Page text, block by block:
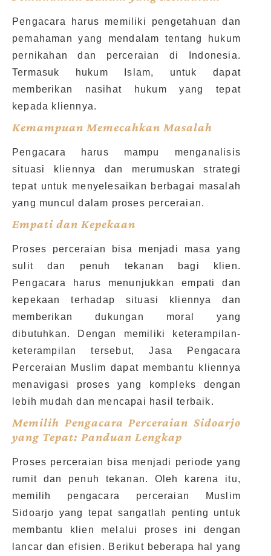
Pengacara harus memiliki pengetahuan dan
pemahaman yang mendalam tentang hukum
pernikahan dan perceraian di Indonesia.
Termasuk hukum Islam, untuk dapat
memberikan nasihat hukum yang tepat
kepada kliennya.
Kemampuan Memecahkan Masalah
Pengacara harus mampu menganalisis
situasi kliennya dan merumuskan strategi
tepat untuk menyelesaikan berbagai masalah
yang muncul dalam proses perceraian.
Empati dan Kepekaan
Proses perceraian bisa menjadi masa yang
sulit dan penuh tekanan bagi klien.
Pengacara harus menunjukkan empati dan
kepekaan terhadap situasi kliennya dan
memberikan dukungan moral yang
dibutuhkan. Dengan memiliki keterampilan-
keterampilan tersebut, Jasa Pengacara
Perceraian Muslim dapat membantu kliennya
menavigasi proses yang kompleks dengan
lebih mudah dan mencapai hasil terbaik.
Memilih Pengacara Perceraian Sidoarjo
yang Tepat: Panduan Lengkap
Proses perceraian bisa menjadi periode yang
rumit dan penuh tekanan. Oleh karena itu,
memilih pengacara perceraian Muslim
Sidoarjo yang tepat sangatlah penting untuk
membantu klien melalui proses ini dengan
lancar dan efisien. Berikut beberapa hal yang